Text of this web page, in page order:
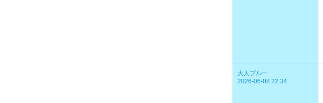
大人ブルー
2026-06-08 22:34